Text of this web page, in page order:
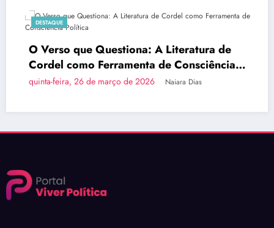
DESTAQUE
O Verso que Questiona: A Literatura de
Cordel como Ferramenta de Consciência
Política
quinta-feira, 26 de março de 2026 Naiara Dias